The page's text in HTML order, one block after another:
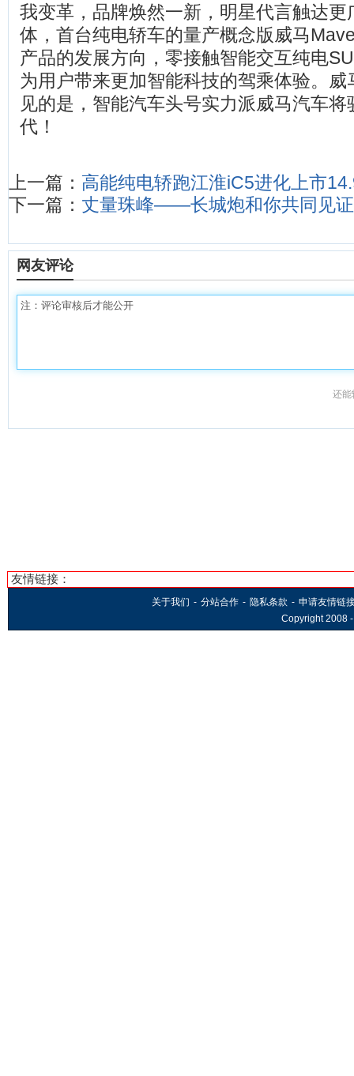
我变革，品牌焕然一新，明星代言触达更
体，首台纯电轿车的量产概念版威马
产品的发展方向，零接触智能交互纯电
为用户带来更加智能科技的驾乘体验。
见的是，智能汽车头号实力派威马汽车
代！
上一篇： 高能纯电轿跑江淮iC5进化上市
下一篇： 丈量珠峰——长城炮和你共同见
网友评论
还能
友情链接：
关于我们 - 分站合作 - 隐私条款 - 申请友情链
Copyright 2008